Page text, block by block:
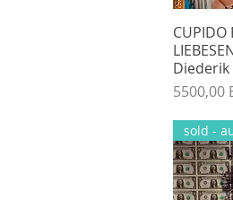
CUPIDO
Ár
5500,00
sold -